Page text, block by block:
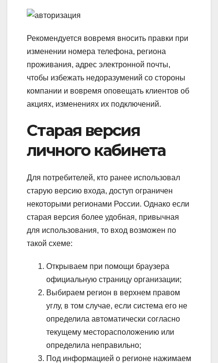
Рекомендуется вовремя вносить правки при
изменении номера телефона, региона
проживания, адрес электронной почты,
чтобы избежать недоразумений со стороны
компании и вовремя оповещать клиентов об
акциях, изменениях их подключений.
Старая версия
личного кабинета
Для потребителей, кто ранее использовал
старую версию входа, доступ ограничен
некоторыми регионами России. Однако если
старая версия более удобная, привычная
для использования, то вход возможен по
такой схеме:
Открываем при помощи браузера
официальную страницу организации;
Выбираем регион в верхнем правом
углу, в том случае, если система его не
определила автоматически согласно
текущему месторасположению или
определила неправильно;
Под информацией о регионе нажимаем